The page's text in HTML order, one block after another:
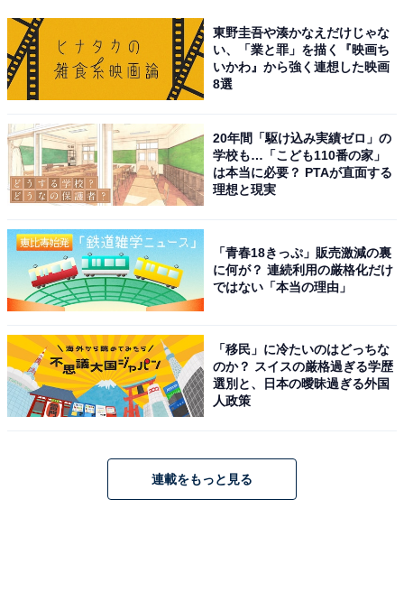
東野圭吾や湊かなえだけじゃな
い、「業と罪」を描く『映画ち
いかわ』から強く連想した映画
8選
20年間「駆け込み実績ゼロ」の
学校も…「こども110番の家」
は本当に必要？ PTAが直面する
理想と現実
「青春18きっぷ」販売激減の裏
に何が？ 連続利用の厳格化だけ
ではない「本当の理由」
「移民」に冷たいのはどっちな
のか？ スイスの厳格過ぎる学歴
選別と、日本の曖昧過ぎる外国
人政策
連載をもっと見る